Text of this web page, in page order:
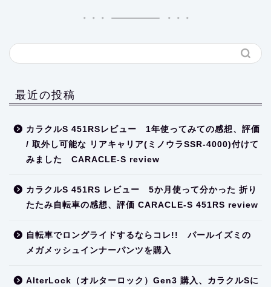
最近の投稿
カラクルS 451RSレビュー 1年使ってみての感想、評価
/ 取外し可能な リアキャリア(ミノウラSSR-4000)付けて
みました CARACLE-S review
カラクルS 451RS レビュー 5か月使って分かった 折り
たたみ自転車の感想、評価 CARACLE-S 451RS review
自転車でロングライドするならコレ!! パールイズミの
メガメッシュインナーパンツを購入
AlterLock（オルターロック）Gen3 購入、カラクルSに